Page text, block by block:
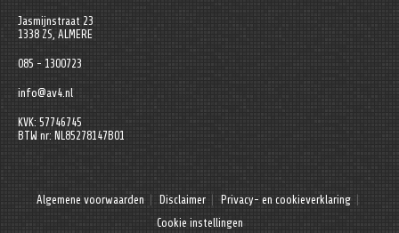
Jasmijnstraat 23
1338 ZS, ALMERE
085 - 1300723
info@av4.nl
KVK: 57746745
BTW nr: NL85278147B01
Algemene voorwaarden Disclaimer
Privacy- en cookieverklaring
Cookie instellingen